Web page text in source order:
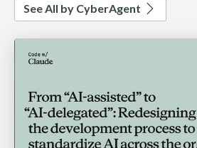
See All by CyberAgent